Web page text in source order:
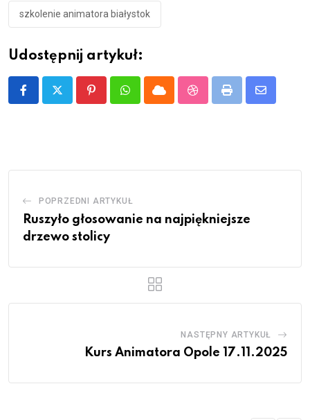
szkolenie animatora białystok
Udostępnij artykuł:
PinterestWhatsappCloud StumbleUpon
Print
Share
POPRZEDNI ARTYKUŁ
Ruszyło głosowanie na najpiękniejsze
drzewo stolicy
NASTĘPNY ARTYKUŁ
Kurs Animatora Opole 17.11.2025